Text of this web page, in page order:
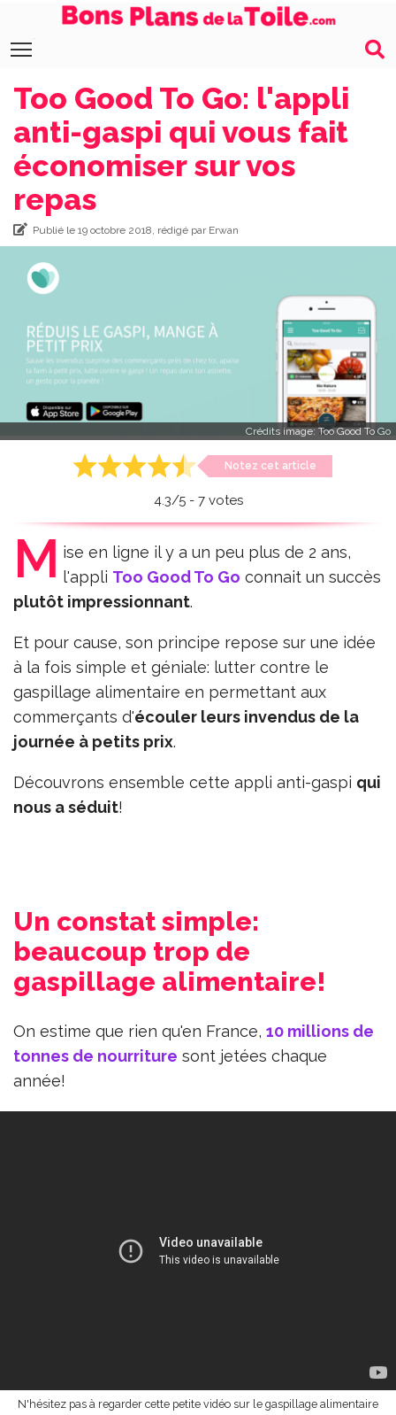
Too Good To Go: l'appli
anti-gaspi qui vous fait
économiser sur vos
repas
Publié le 19 octobre 2018, rédigé par Erwan
Crédits image:Too Good To Go
Notez cet article
4.3/5- 7votes
M ise en ligne il y a un peu plus de 2 ans,
l'appli Too Good To Go connait un succès
plutôt impressionnant.
Et pour cause, son principe repose sur une idée
à la fois simple et géniale: lutter contre le
gaspillage alimentaire en permettant aux
commerçants d'écouler leurs invendus de la
journée à petits prix.
Découvrons ensemble cette appli anti-gaspi qui
nous a séduit!
Un constat simple:
beaucoup trop de
gaspillage alimentaire!
On estime que rien qu'en France, 10 millions de
tonnes de nourriture sont jetées chaque
année!
N'hésitez pas à regarder cette petite vidéo sur le gaspillage alimentaire